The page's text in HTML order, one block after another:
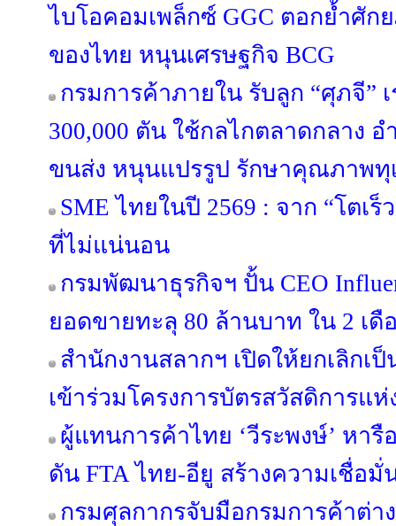
ไบโอคอมเพล็กซ์ GGC ตอกย้ำศัก
ของไทย หนุนเศรษฐกิจ BCG
กรมการค้าภายใน รับลูก “ศุภจี” เ
300,000 ตัน ใช้กลไกตลาดกลาง
ขนส่ง หนุนแปรรูป รักษาคุณภาพทุ
SME ไทยในปี 2569 : จาก “โตเร็
ที่ไม่แน่นอน
กรมพัฒนาธุรกิจฯ ปั้น CEO
ยอดขายทะลุ 80 ล้านบาท ใน 2 เดื
สำนักงานสลากฯ เปิดให้ยกเลิกเ
เข้าร่วมโครงการบัตรสวัสดิการแห่
ผู้แทนการค้าไทย ‘วีระพงษ์’ หารื
ดัน FTA ไทย-อียู สร้างความเชื่อ
กรมศุลกากรจับมือกรมการค้าต่า